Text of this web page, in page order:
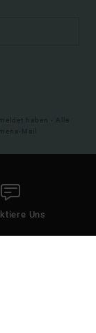
haben - Alle
Mail
Uns